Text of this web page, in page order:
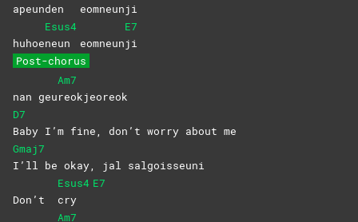
apeunden
eomneunji
huhoe
Esus4
neun
eomneun
E7
ji
Post-chorus
nan geu
Am7
reokjeoreok
D7
Baby I’m fine, don’t worry about me
Gmaj7
I’ll be okay, jal salgoisseuni
Don’t
Esus4
cry
E7
Am7